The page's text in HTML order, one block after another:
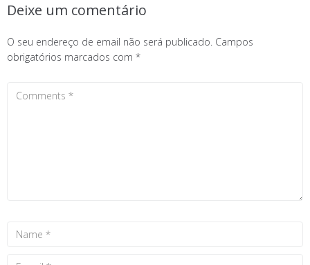
Deixe um comentário
O seu endereço de email não será publicado. Campos
obrigatórios marcados com *